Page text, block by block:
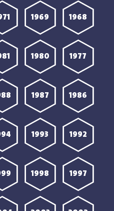
1968
1969
1977
1980
1986
1987
1992
1993
1997
1998